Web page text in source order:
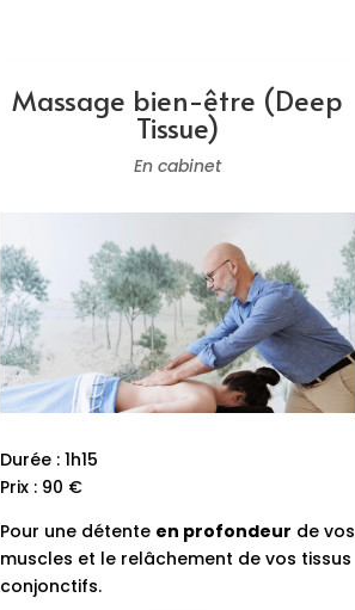
Massage bien-être (Deep
Tissue)
En cabinet
Durée : 1h15
Prix : 90 €
Pour une détente en profondeur de vos
muscles et le relâchement de vos tissus
conjonctifs.